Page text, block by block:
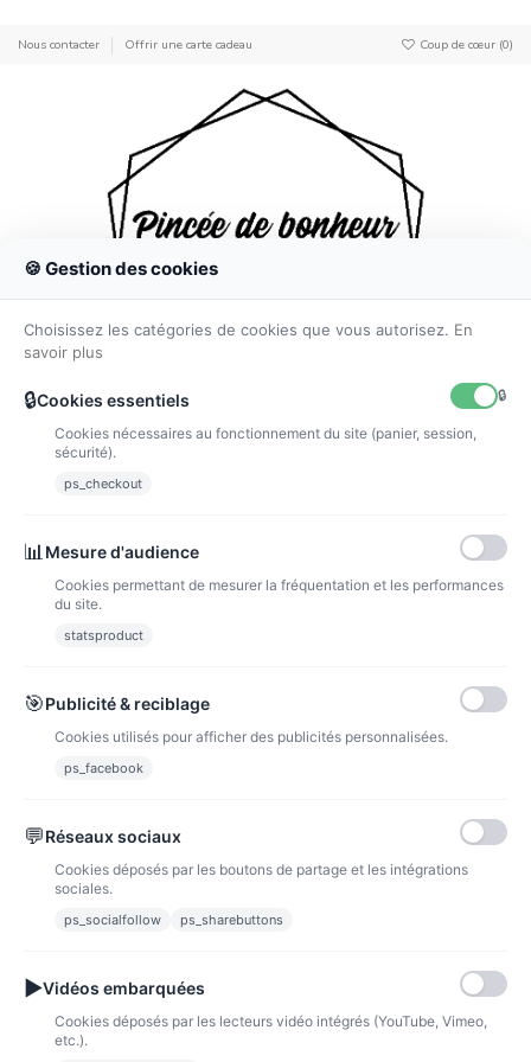
Nous contacter Offrir une carte cadeau Coup de cœur (0)
Nom, A à Z
Pochette le petit bazar de papa
🍪 Gestion des cookies
Choisissez les catégories de cookies que vous autorisez. En
savoir plus
🔒Cookies essentiels 🔒
Cookies nécessaires au fonctionnement du site (panier, session,
sécurité).
ps_checkout
📊 Mesure d'audience
Cookies permettant de mesurer la fréquentation et les performances
du site.
statsproduct
🎯Publicité & reciblage
Cookies utilisés pour afficher des publicités personnalisées.
ps_facebook
💬Réseaux sociaux
Cookies déposés par les boutons de partage et les intégrations
sociales.
ps_socialfollow ps_sharebuttons
▶Vidéos embarquées
Cookies déposés par les lecteurs vidéo intégrés (YouTube, Vimeo,
etc.).